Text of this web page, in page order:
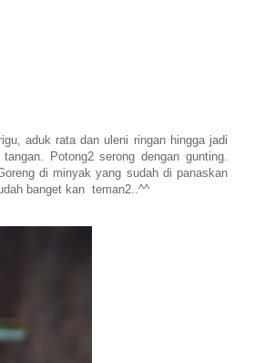
aduk rata dan uleni ringan hingga jadi
Potong2 serong dengan gunting.
di minyak yang sudah di panaskan
banget kan teman2..^^